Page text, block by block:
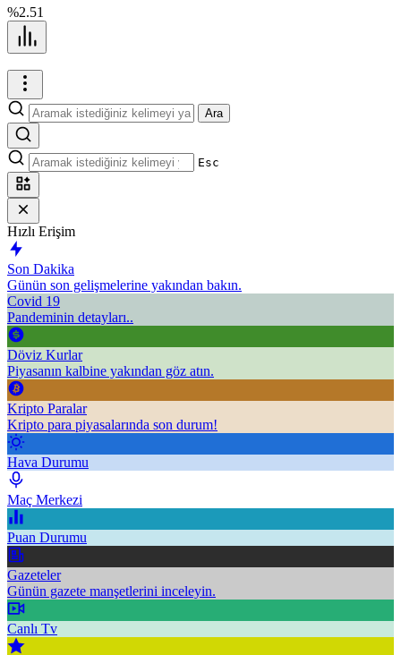
%2.51
Ara
Esc
Hızlı Erişim
Son Dakika
Günün son gelişmelerine yakından bakın.
Covid 19
Pandeminin detayları..
Döviz Kurlar
Piyasanın kalbine yakından göz atın.
Kripto Paralar
Kripto para piyasalarında son durum!
Hava Durumu
Maç Merkezi
Puan Durumu
Gazeteler
Günün gazete manşetlerini inceleyin.
Canlı Tv